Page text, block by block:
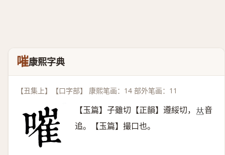
嗺康熙字典
【丑集上】【口字部】 康熙笔画：14 部外笔画：11
【玉篇】子雖切【正韻】遵綏切， 𠀤音
追。【玉篇】撮口也。